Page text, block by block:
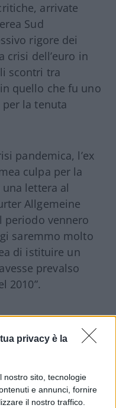
privacy è la
nostro sito, tecnologie
e annunci, fornire
il nostro traffico.
arrivate
Sud
rigore dei
crisi dell’euro in
scontri tra
in quello che fu uno
la tenuta
pandemica, l’ex
culpa per la
lettera al
Allgemeine
periodo vennero
saremmo molto
di istituire un
prevalso
2010”.
Angela Merkel,
di unione
aver messo i
l’uscita